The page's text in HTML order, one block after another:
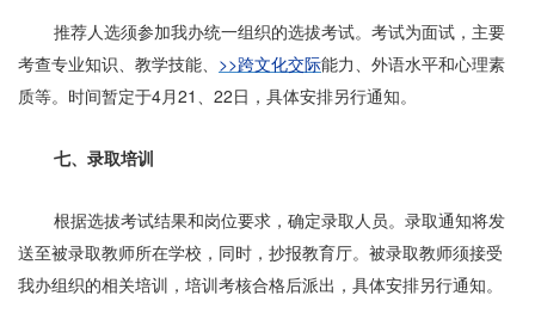
推荐人选须参加我办统一组织的选拔考试。考试为面试，主要
考查专业知识、教学技能、 >>跨文化交际能力、外语水平和心理素
质等。时间暂定于4月21、22日，具体安排另行通知。
七、录取培训
根据选拔考试结果和岗位要求，确定录取人员。录取通知将发
送至被录取教师所在学校，同时，抄报教育厅。被录取教师须接受
我办组织的相关培训，培训考核合格后派出，具体安排另行通知。